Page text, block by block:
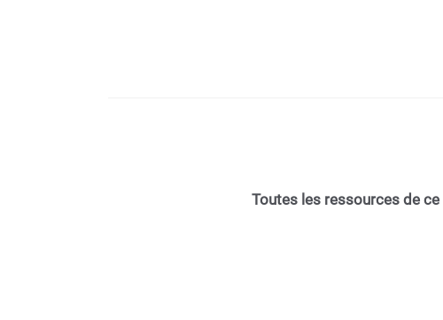
Toutes les ressources de